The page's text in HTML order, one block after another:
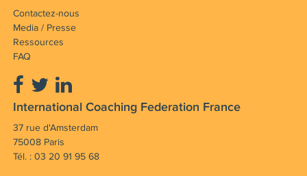
Contactez-nous
Media / Presse
Ressources
FAQ
International Coaching Federation France
37 rue d'Amsterdam
75008 Paris
Tél. : 03 20 91 95 68